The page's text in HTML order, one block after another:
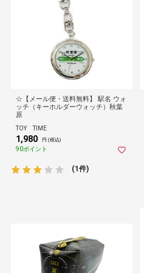
☆【メール便・送料無料】 駅名 ウォ
ッチ（キーホルダーウォッチ）秋葉
原
TOY TIME
1,980 円 (税込)
90ポイント
(1件)